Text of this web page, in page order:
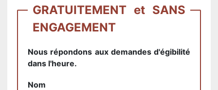
GRATUITEMENT et SANS
ENGAGEMENT
Nous répondons aux demandes d'égibilité
dans l'heure.
Nom